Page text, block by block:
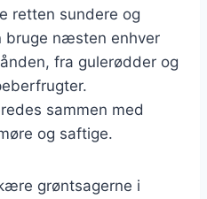
retten sundere og
bruge næsten enhver
fra gulerødder og
sammen med
og saftige.
grøntsagerne i